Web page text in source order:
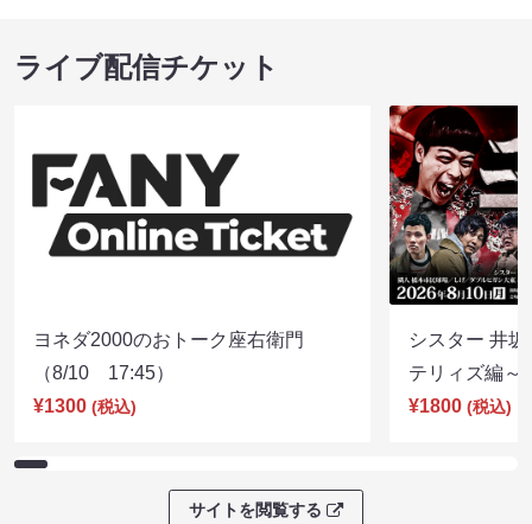
ライブ配信チケット
ヨネダ2000のおトーク座右衛門
（8/10 17:45）
¥1300 (税込)
シスター 井
テリィズ編
¥1800 (税込)
サイトを閲覧する